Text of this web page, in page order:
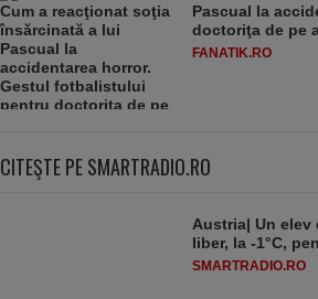
Pascual la
doctoriţa de pe
FANATIK.RO
CITEŞTE PE SMARTRADIO.RO
Austria| Un
liber, la -1°C,
SMARTRADIO.RO